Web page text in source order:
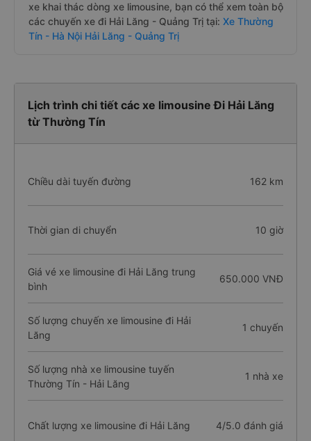
xe khai thác dòng xe limousine, bạn có thể xem toàn bộ
các chuyến xe đi Hải Lăng - Quảng Trị tại: Xe Thường
Tín - Hà Nội Hải Lăng - Quảng Trị
Lịch trình chi tiết các xe limousine Đi Hải Lăng
từ Thường Tín
Chiều dài tuyến đường 162 km
Thời gian di chuyển 10 giờ
Giá vé xe limousine đi Hải Lăng trung
bình
650.000 VNĐ
Số lượng chuyến xe limousine đi Hải
Lăng
1 chuyến
Số lượng nhà xe limousine tuyến
Thường Tín - Hải Lăng
1 nhà xe
Chất lượng xe limousine đi Hải Lăng 4/5.0 đánh giá